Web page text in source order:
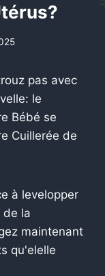
pas avec
le
Bébé se
Cuillerée de
à levelopper
de la
maintenant
qu'elelle